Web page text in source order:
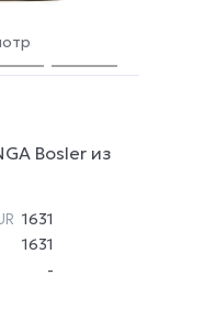
Bosler из
1631
1631
-